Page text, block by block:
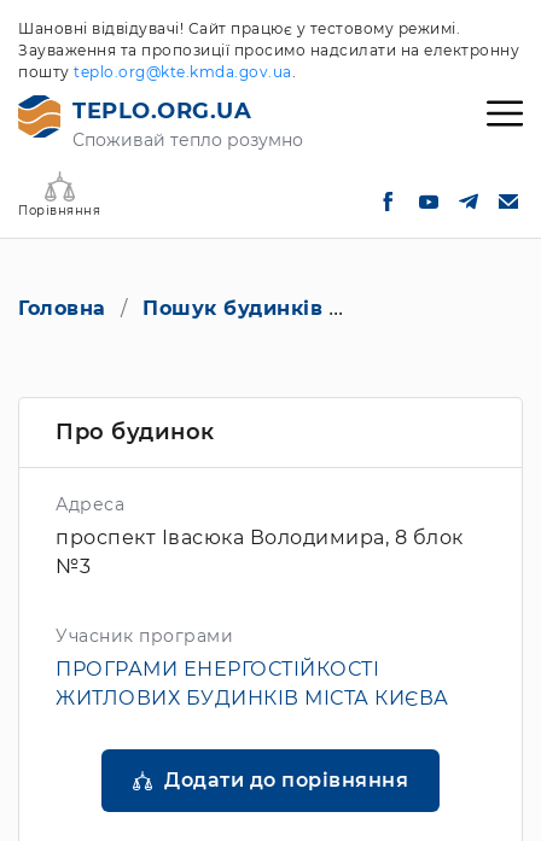
Шановні відвідувачі! Сайт працює у тестовому режимі.
Зауваження та пропозиції просимо надсилати на електронну
пошту teplo.org@kte.kmda.gov.ua.
TEPLO.ORG.UA
Споживай тепло розумно
Порівняння
Головна Пошук будинків
Про будинок
Адреса
проспект Івасюка Володимира, 8 блок
№3
Учасник програми
ПРОГРАМИ ЕНЕРГОСТІЙКОСТІ
ЖИТЛОВИХ БУДИНКІВ МІСТА КИЄВА
Додати до порівняння